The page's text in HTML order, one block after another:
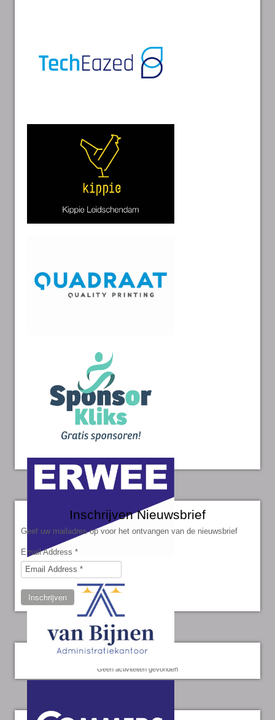
Inschrijven Nieuwsbrief
Geef uw mailadres op voor het ontvangen van de nieuwsbrief
Email Address *
Inschrijven
Kalender
Geen activiteiten gevonden